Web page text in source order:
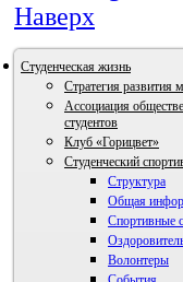
Наверх
Студенческая жизнь
Стратегия развития
Ассоциация
студентов
Клуб «Горицвет»
Студенческий
Структура
Общая
Спортивные
Волонтеры